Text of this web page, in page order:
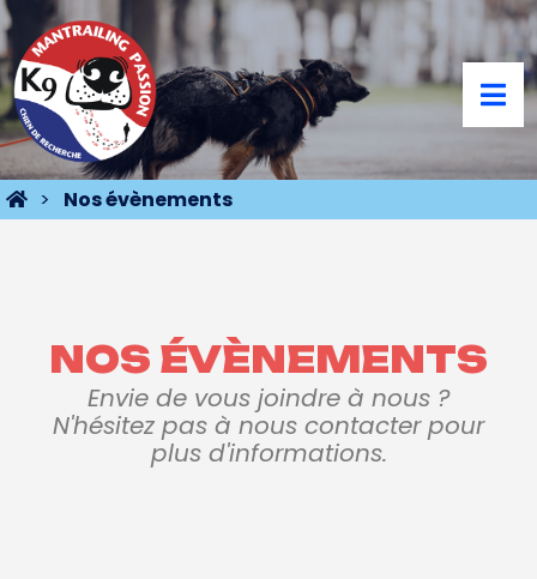
Nos évènements
NOS ÉVÈNEMENTS
Envie de vous joindre à nous ?
N'hésitez pas à nous contacter pour
plus d'informations.